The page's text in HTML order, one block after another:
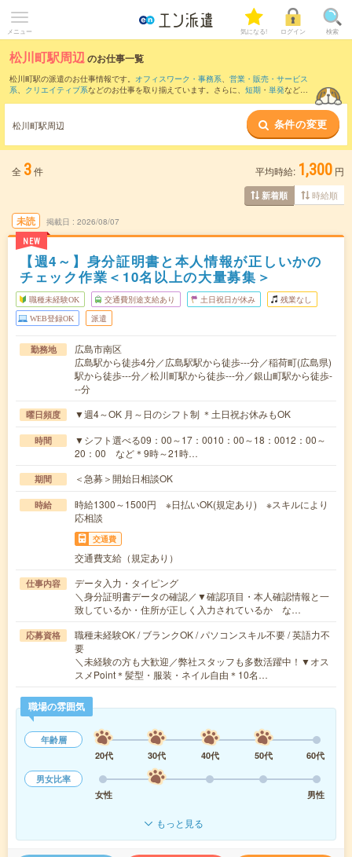
メニュー 気になる! ログイン 検索
松川町駅周辺のお仕事一覧
松川町駅の派遣のお仕事情報です。 オフィスワーク・事務系、 営業・販売・サービス
系、 クリエイティブ系などのお仕事を取り揃えています。さらに、 短期 ・ 単発などの
また、広島駅・ 紙屋町西駅
など近隣駅のお仕
事もご確認いただけます。
松川町駅周辺 条件の変更
全 3件 平均時給: 1,300 円
新着順 時給順
未読
NEW
掲載日 2026/08/07
【週4～】身分証明書と本人情報が正しいかの
チェック作業＜10名以上の大量募集＞
職種未経験OK 交通費別途支給あり 土日祝日が休み 残業なし
WEB登録OK 派遣
勤務地
広島市南区
広島駅から徒歩4分／広島駅駅から徒歩---分／稲荷町(広島県)
駅から徒歩---分／松川町駅から徒歩---分／銀山町駅から徒歩-
--分
曜日頻度 ▼週4～OK 月～日のシフト制 ＊土日祝お休みもOK
時間
▼シフト選べる09：00～17：0010：00～18：0012：00～
20：00 など＊9時～21時…
期間 ＜急募＞開始日相談OK
時給
時給1300～1500円 ※日払いOK(規定あり) ※スキルにより
応相談
交通費
交通費支給（規定あり）
仕事内容
データ入力・タイピング
＼身分証明書データの確認／▼確認項目・本人確認情報と一
致しているか・住所が正しく入力されているか な…
応募資格
職種未経験OK / ブランクOK / パソコンスキル不要 / 英語力不
要
＼未経験の方も大歓迎／弊社スタッフも多数活躍中！▼オス
スメPoint＊髪型・服装・ネイル自由＊10名…
職場の雰囲気
年齢層
20代
30代 40代 50代
60代
男女比率
女性
男性
もっと見る